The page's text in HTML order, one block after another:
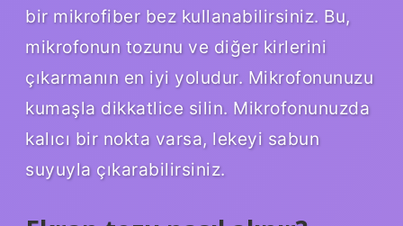
bir mikrofiber bez kullanabilirsiniz. Bu,
mikrofonun tozunu ve diğer kirlerini
çıkarmanın en iyi yoludur. Mikrofonunuzu
kumaşla dikkatlice silin. Mikrofonunuzda
kalıcı bir nokta varsa, lekeyi sabun
suyuyla çıkarabilirsiniz.